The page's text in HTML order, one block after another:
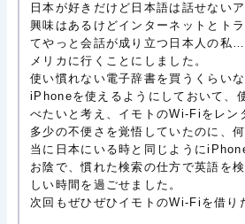
日本が好きだけど日本語は話せない
興味はあるけどインターネットとト
てやっと会話が成り立つ日本人の私
メリカに行くことにしました。
使い慣れない電子辞書を買うくらい
iPhoneを使えるようにしておいて、
べたいと考え、イモトのWi-Fiをレン
多少の不便さを覚悟していたのに、
当に日本にいる時と同じように
お陰で、慣れた検索の仕方で英語を
しい時間を過ごせました。
次回もぜひぜひイモトのWi-Fiを借り